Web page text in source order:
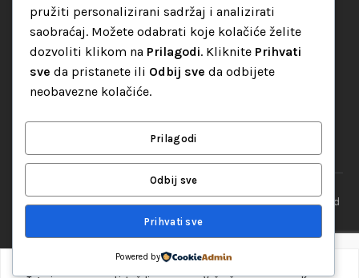
KATEGORIJE
Audio oprema
LED dekorativna rasvjeta
“Set Up S” d.o.o. Tuzla, sva prava pridržana© 2026 || Designed
Dodaj u korpu
pružiti personalizirani sadržaj i analizirati
saobraćaj. Možete odabrati koje kolačiće želite
dozvoliti klikom na Prilagodi. Kliknite Prihvati
sve da pristanete ili Odbij sve da odbijete
neobavezne kolačiće.
Prilagodi
Odbij sve
Prihvati sve
Powered by